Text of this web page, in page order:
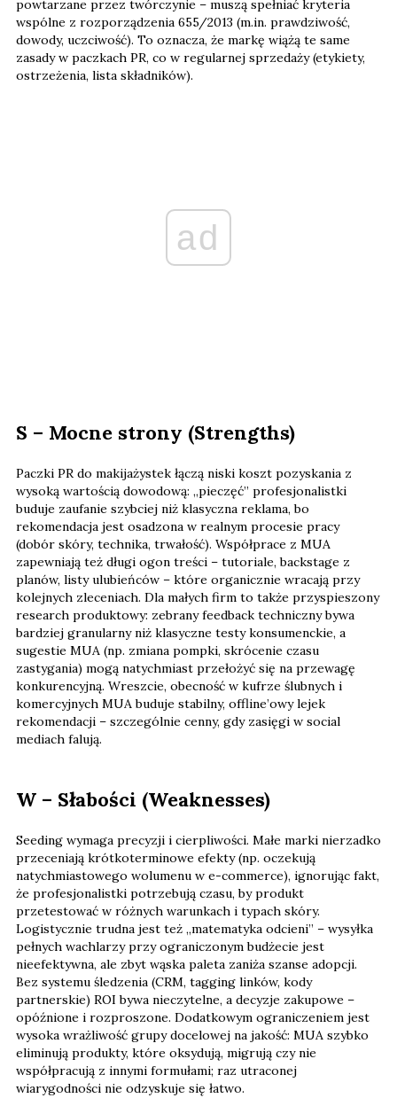
powtarzane przez twórczynie – muszą spełniać kryteria
wspólne z rozporządzenia 655/2013 (m.in. prawdziwość,
dowody, uczciwość). To oznacza, że markę wiążą te same
zasady w paczkach PR, co w regularnej sprzedaży (etykiety,
ostrzeżenia, lista składników).
ad
S – Mocne strony (Strengths)
Paczki PR do makijażystek łączą niski koszt pozyskania z
wysoką wartością dowodową: „pieczęć” profesjonalistki
buduje zaufanie szybciej niż klasyczna reklama, bo
rekomendacja jest osadzona w realnym procesie pracy
(dobór skóry, technika, trwałość). Współprace z MUA
zapewniają też długi ogon treści – tutoriale, backstage z
planów, listy ulubieńców – które organicznie wracają przy
kolejnych zleceniach. Dla małych firm to także przyspieszony
research produktowy: zebrany feedback techniczny bywa
bardziej granularny niż klasyczne testy konsumenckie, a
sugestie MUA (np. zmiana pompki, skrócenie czasu
zastygania) mogą natychmiast przełożyć się na przewagę
konkurencyjną. Wreszcie, obecność w kufrze ślubnych i
komercyjnych MUA buduje stabilny, offline’owy lejek
rekomendacji – szczególnie cenny, gdy zasięgi w social
mediach falują.
W – Słabości (Weaknesses)
Seeding wymaga precyzji i cierpliwości. Małe marki nierzadko
przeceniają krótkoterminowe efekty (np. oczekują
natychmiastowego wolumenu w e-commerce), ignorując fakt,
że profesjonalistki potrzebują czasu, by produkt
przetestować w różnych warunkach i typach skóry.
Logistycznie trudna jest też „matematyka odcieni” – wysyłka
pełnych wachlarzy przy ograniczonym budżecie jest
nieefektywna, ale zbyt wąska paleta zaniża szanse adopcji.
Bez systemu śledzenia (CRM, tagging linków, kody
partnerskie) ROI bywa nieczytelne, a decyzje zakupowe –
opóźnione i rozproszone. Dodatkowym ograniczeniem jest
wysoka wrażliwość grupy docelowej na jakość: MUA szybko
eliminują produkty, które oksydują, migrują czy nie
współpracują z innymi formułami; raz utraconej
wiarygodności nie odzyskuje się łatwo.